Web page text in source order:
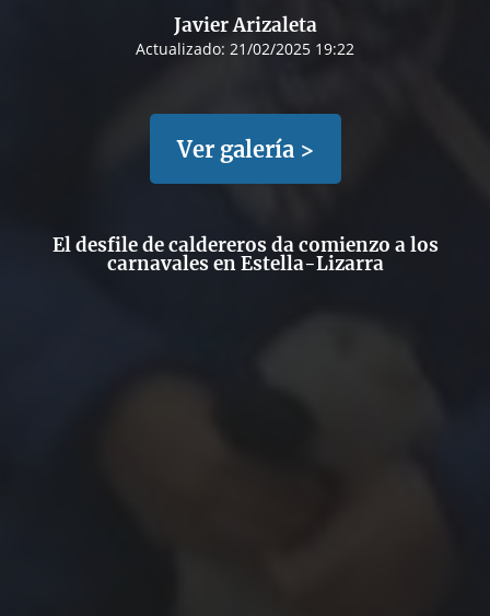
Javier Arizaleta
Actualizado: 21/02/2025 19:22
Ver galería >
El desfile de caldereros da comienzo a los
carnavales en Estella-Lizarra